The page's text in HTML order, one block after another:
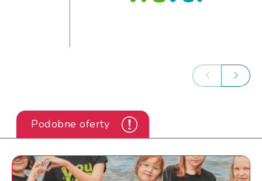
Podobne oferty